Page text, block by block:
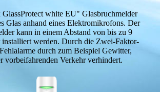
white EU" Glasbruchmelder
Glas anhand eines Elektromikrofons. Der
kann in einem Abstand von bis zu 9
installiert werden. Durch die Zwei-Faktor-
durch zum Beispiel Gewitter,
vorbeifahrenden Verkehr verhindert.